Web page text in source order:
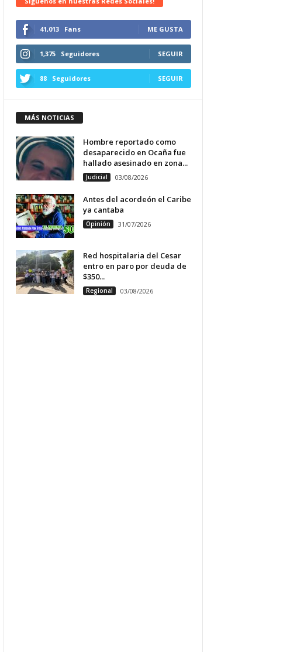
41,013 Fans ME GUSTA
1,375 Seguidores SEGUIR
88 Seguidores SEGUIR
MÁS NOTICIAS
Hombre reportado como
desaparecido en Ocaña fue
hallado asesinado en zona...
Judicial 03/08/2026
Antes del acordeón el Caribe
ya cantaba
Opinión 31/07/2026
Red hospitalaria del Cesar
entro en paro por deuda de
$350...
Regional 03/08/2026